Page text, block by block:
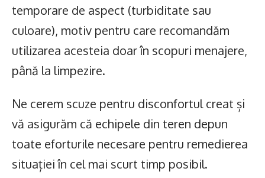
temporare de aspect (turbiditate sau
culoare), motiv pentru care recomandăm
utilizarea acesteia doar în scopuri menajere,
până la limpezire.
Ne cerem scuze pentru disconfortul creat și
vă asigurăm că echipele din teren depun
toate eforturile necesare pentru remedierea
situației în cel mai scurt timp posibil.